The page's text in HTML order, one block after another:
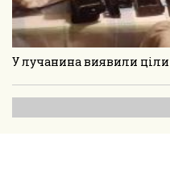
У лучанина виявили